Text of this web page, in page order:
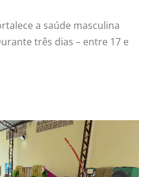
a saúde masculina
três dias – entre 17 e